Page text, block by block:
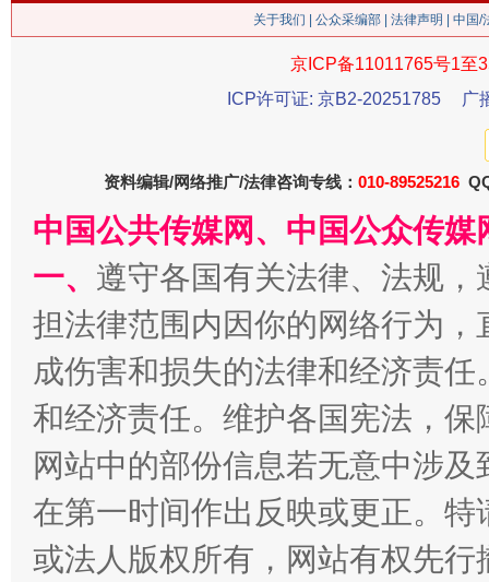
今
习近平的博鳌关键词
魏明亮
关于我们 公众采编部 法律声明 | 中国
京ICP备11011765号1至
ICP许可证: 京B2-20251785
广
资料编辑/网络推广/法律咨询专线： 010-89525216
中国公共传媒网、中国公众传
一、 遵守各国有关法律、法规
担法律范围内因你的网络行为
成伤害和损失的法律和经济责
和经济责任。维护各国宪法，
网站中的部份信息若无意中涉
在第一时间作出反映或更正。
或法人版权所有，网站有权先